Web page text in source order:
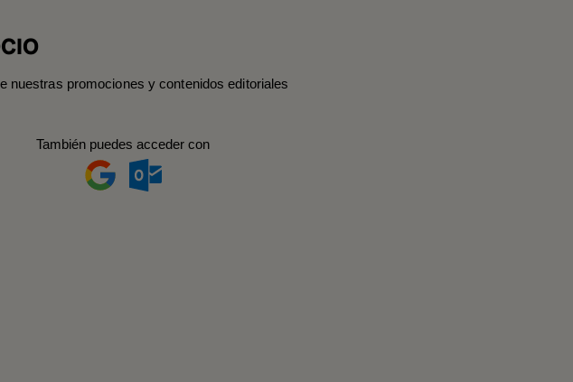
nuestras promociones y contenidos editoriales
También puedes acceder con